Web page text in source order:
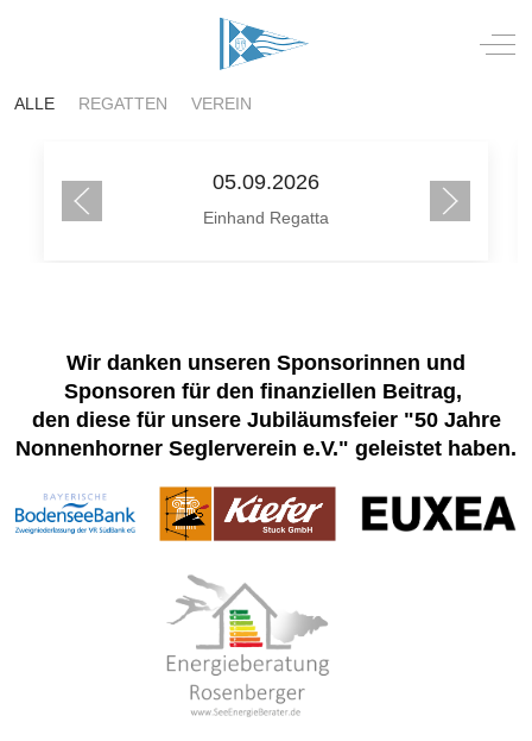
Off-
ALLE REGATTEN VEREIN
05.09.2026
Einhand Regatta
Wir danken unseren Sponsorinnen und
Sponsoren für den finanziellen Beitrag,
den diese für unsere Jubiläumsfeier "50 Jahre
Nonnenhorner Seglerverein e.V." geleistet haben.